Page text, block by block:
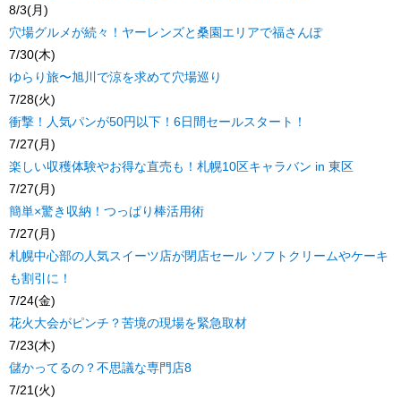
8/3(月)
穴場グルメが続々！ヤーレンズと桑園エリアで福さんぽ
7/30(木)
ゆらり旅〜旭川で涼を求めて穴場巡り
7/28(火)
衝撃！人気パンが50円以下！6日間セールスタート！
7/27(月)
楽しい収穫体験やお得な直売も！札幌10区キャラバン in 東区
7/27(月)
簡単×驚き収納！つっぱり棒活用術
7/27(月)
札幌中心部の人気スイーツ店が閉店セール ソフトクリームやケーキ
も割引に！
7/24(金)
花火大会がピンチ？苦境の現場を緊急取材
7/23(木)
儲かってるの？不思議な専門店8
7/21(火)